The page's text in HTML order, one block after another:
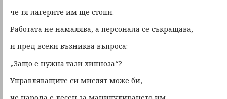
че тя лагерите им ще стопи.
Работата не намалява, а персонала се съкращава,
и пред всеки възниква въпроса:
„Защо е нужна тази хипноза“?
Управляващите си мислят може би,